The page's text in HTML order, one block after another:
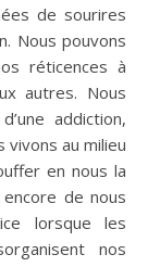
de sourires
Nous pouvons
réticences à
autres. Nous
addiction,
vivons au milieu
en nous la
de nous
lorsque les
nos